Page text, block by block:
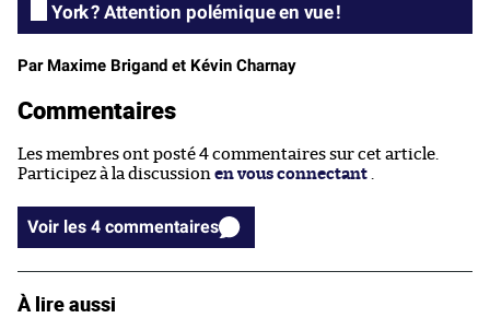
York ? Attention polémique en vue !
Par Maxime Brigand et Kévin Charnay
Commentaires
Les membres ont posté 4 commentaires sur cet article.
Participez à la discussion en vous connectant .
Voir les 4 commentaires
À lire aussi